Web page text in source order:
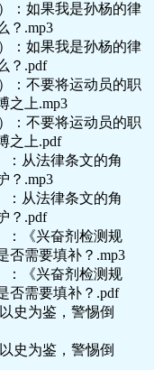
：如果我是孙杨的律
？.mp3
：如果我是孙杨的律
？.pdf
：不要将运动员的职
之上.mp3
：不要将运动员的职
之上.pdf
：从法律条文的角
？.mp3
：从法律条文的角
？.pdf
：《兴奋剂检测规
否需要填补？.mp3
：《兴奋剂检测规
否需要填补？.pdf
史为鉴，警惕倒
史为鉴，警惕倒